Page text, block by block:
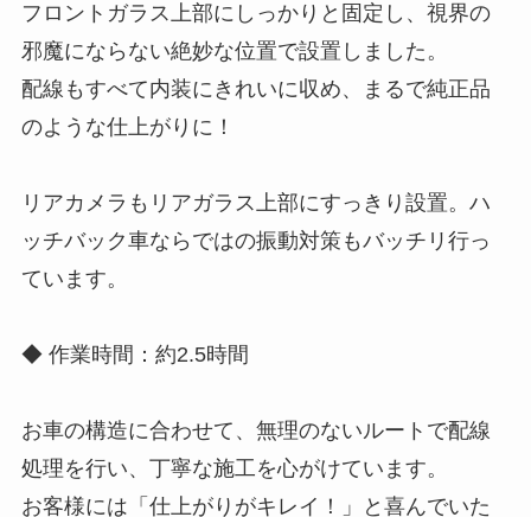
フロントガラス上部にしっかりと固定し、視界の
邪魔にならない絶妙な位置で設置しました。
配線もすべて内装にきれいに収め、まるで純正品
のような仕上がりに！
リアカメラもリアガラス上部にすっきり設置。ハ
ッチバック車ならではの振動対策もバッチリ行っ
ています。
◆ 作業時間：約2.5時間
お車の構造に合わせて、無理のないルートで配線
処理を行い、丁寧な施工を心がけています。
お客様には「仕上がりがキレイ！」と喜んでいた